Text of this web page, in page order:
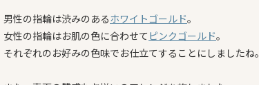
男性の指輪は渋みのあるホワイトゴールド。
女性の指輪はお肌の色に合わせて ピンクゴールド。
それぞれのお好みの色味でお仕立てすることにしましたね。